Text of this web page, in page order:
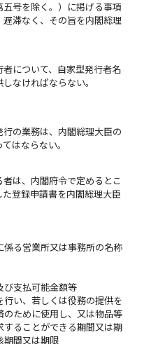
号を除く。）に掲げる事項
滞なく、その旨を内閣総理
について、自家型発行者名
なければならない。
の業務は、内閣総理大臣の
はならない。
は、内閣府令で定めるとこ
登録申請書を内閣総理大臣
る営業所又は事務所の名称
び支払可能金額等
い、若しくは役務の提供を
ために使用し、又は物品等
ることができる期間又は期
期間又は期限